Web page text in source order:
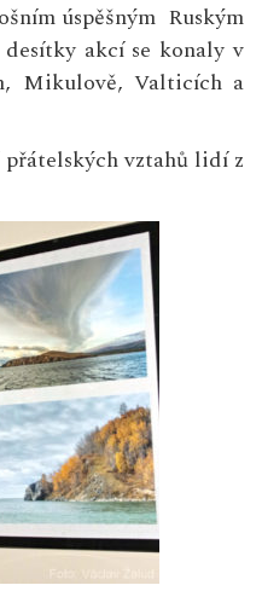
úspěšným Ruským
akcí se konaly v
Mikulově, Valticích a
vztahů lidí z